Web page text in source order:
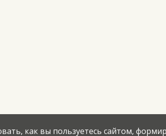
как вы пользуетесь сайтом,